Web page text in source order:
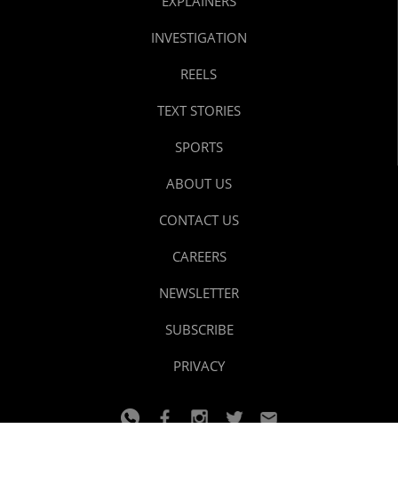
INVESTIGATION
REELS
TEXT STORIES
SPORTS
ABOUT US
CONTACT US
CAREERS
NEWSLETTER
SUBSCRIBE
PRIVACY